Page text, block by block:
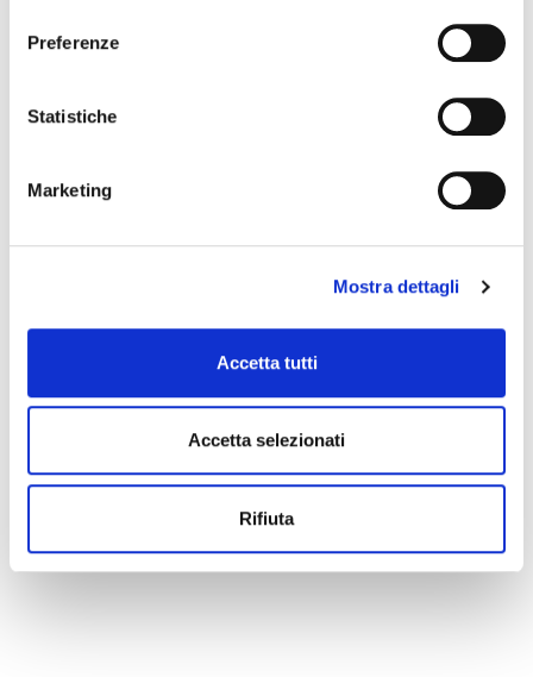
Preferenze
Statistiche
Marketing
Mostra dettagli
Accetta tutti
Accetta selezionati
Rifiuta